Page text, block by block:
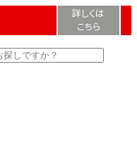
詳しくは
こちら